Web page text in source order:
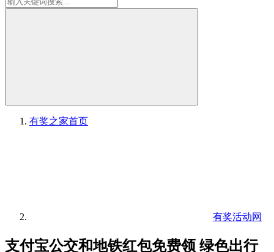
有奖之家首页
有奖活动网
支付宝公交和地铁红包免费领 绿色出行